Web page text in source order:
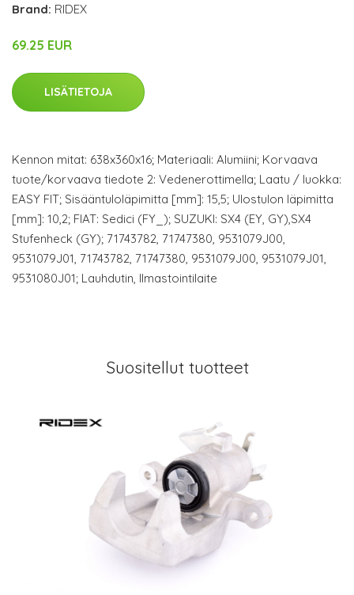
Brand: RIDEX
69.25 EUR
LISÄTIETOJA
Kennon mitat: 638x360x16; Materiaali: Alumiini; Korvaava
tuote/korvaava tiedote 2: Vedenerottimella; Laatu / luokka:
EASY FIT; Sisääntuloläpimitta [mm]: 15,5; Ulostulon läpimitta
[mm]: 10,2; FIAT: Sedici (FY_); SUZUKI: SX4 (EY, GY),SX4
Stufenheck (GY); 71743782, 71747380, 9531079J00,
9531079J01, 71743782, 71747380, 9531079J00, 9531079J01,
9531080J01; Lauhdutin, Ilmastointilaite
Suositellut tuotteet